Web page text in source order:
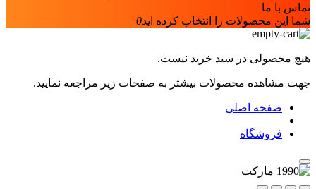
تماس با ما
شما این محصولات را انتخاب کرده اید0
هیچ محصولی در سبد خرید نیست.
جهت مشاهده محصولات بیشتر به صفحات زیر مراجعه نمایید.
صفحه اصلی
فروشگاه